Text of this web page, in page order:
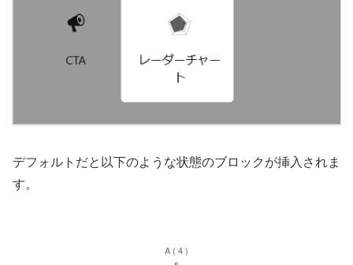
デフォルトだと以下のような状態のブロックが挿入されま
す。